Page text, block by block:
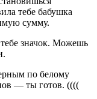
тебе бабушка
сумму.
значок. Можешь
по белому
— ты готов. ((((